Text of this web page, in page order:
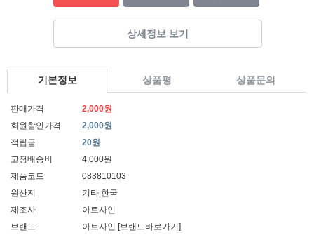
상세정보 보기
기본정보 상품평 상품문의
판매가격
2,000원
회원할인가격
2,000원
적립금
20원
고정배송비
4,000원
제품코드
083810103
원산지
기타|한국
제조사
아트사인
브랜드
아트사인 [브랜드바로가기]